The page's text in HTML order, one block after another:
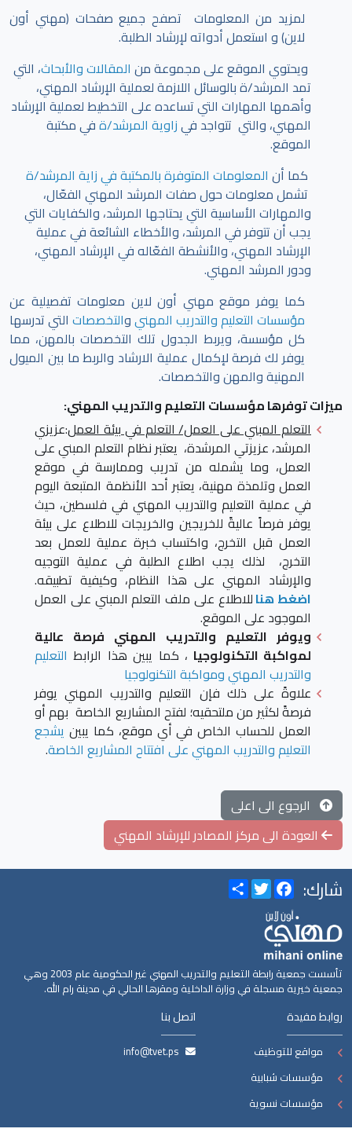
لمزيد من المعلومات تصفح جميع صفحات (مهني أون
لاين) و استعمل أدواته لإرشاد الطلبة.
ويحتوي الموقع على مجموعة من المقالات والأبحاث، التي
تمد المرشد/ة بالوسائل اللازمة لعملية الإرشاد المهني،
وأهمها المهارات التي تساعده على التخطيط لعملية الإرشاد
المهني، والتي تتواجد فيزاوية المرشد/ةفي مكتبة
الموقع.
كما أن المعلومات المتوفرة بالمكتبة في زاية المرشد/ة
تشمل معلومات حول صفات المرشد المهني الفعّال،
والمهارات الأساسية التي يحتاجها المرشد، والكفايات التي
يجب أن تتوفر في المرشد، والأخطاء الشائعة في عملية
الإرشاد المهني، والأنشطة الفعّاله في الإرشاد المهني،
ودور المرشد المهني.
كما يوفر موقع مهني أون لاين معلومات تفصيلية عن
مؤسسات التعليم والتدريب المهنيوالتخصصات التي تدرسها
كل مؤسسة، ويربط الجدول تلك التخصصات بالمهن، مما
يوفر لك فرصة لإكمال عملية الارشاد والربط ما بين الميول
المهنية والمهن والتخصصات.
ميزات توفرها مؤسسات التعليم والتدريب المهني:
التعلم المبني على العمل/ التعلم في بيئة العمل:عزيزي
المرشد، عزيزتي المرشدة، يعتبر نظام التعلم المبني على
العمل، وما يشمله من تدريب وممارسة في موقع
العمل وتلمذة مهنية، يعتبر أحد الأنظمة المتبعة اليوم
في عملية التعليم والتدريب المهني في فلسطين، حيث
يوفر فرصاً عاليةً للخريجين والخريجات للاطلاع على بيئة
العمل قبل التخرج، واكتساب خبرة عملية للعمل بعد
التخرج، لذلك يجب اطلاع الطلبة في عملية التوجيه
والإرشاد المهني على هذا النظام، وكيفية تطبيقه.
اضغط هناللاطلاع على ملف التعلم المبني على العمل
الموجود على الموقع.
ويوفر التعليم والتدريب المهني فرصة عالية
لمواكبة التكنولوجيا ، كما يبين هذا الرابط التعليم
والتدريب المهني ومواكبة التكنولوجيا
علاوةً على ذلك فإن التعليم والتدريب المهني يوفر
فرصةً لكثير من ملتحقيه؛ لفتح المشاريع الخاصة بهم أو
العمل للحساب الخاص في أي موقع، كما يبين يشجع
التعليم والتدريب المهني على افتتاح المشاريع الخاصة.
الرجوع الى اعلى
العودة الى مركز المصادر للإرشاد المهني
شارك: ShareTwitterFacebook
تأسست جمعية رابطة التعليم والتدريب المهني غير الحكومية عام 2003 وهي
جمعية خيرية مسجلة في وزارة الداخلية ومقرها الحالي في مدينة رام الله.
روابط مفيدة
مواقع للتوظيف
مؤسسات شبابية
مؤسسات نسوية
اتصل بنا
info@tvet.ps